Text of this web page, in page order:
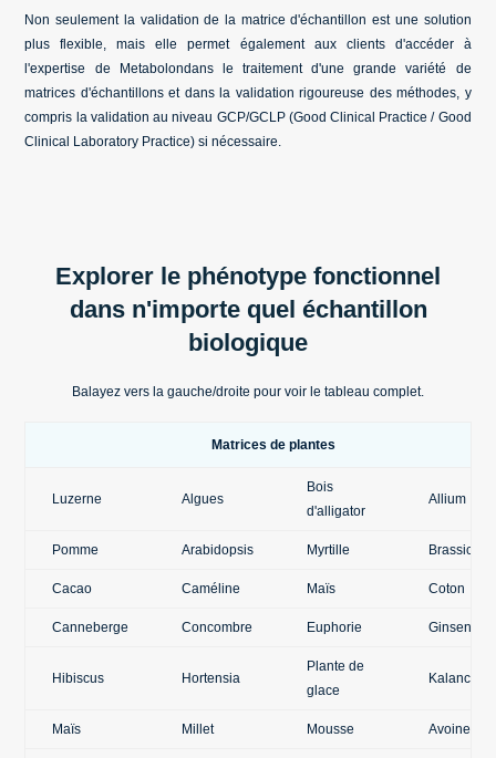
Non seulement la validation de la matrice d'échantillon est une solution
plus flexible, mais elle permet également aux clients d'accéder à
l'expertise de Metabolondans le traitement d'une grande variété de
matrices d'échantillons et dans la validation rigoureuse des méthodes, y
compris la validation au niveau GCP/GCLP (Good Clinical Practice / Good
Clinical Laboratory Practice) si nécessaire.
Explorer le phénotype fonctionnel
dans n'importe quel échantillon
biologique
Balayez vers la gauche/droite pour voir le tableau complet.
Matrices de plantes
Luzerne Algues
Bois
d'alligator
Allium
Pomme Arabidopsis Myrtille Brassica
Cacao Caméline Maïs Coton
Canneberge Concombre Euphorie Ginseng
Hibiscus Hortensia
Plante de
glace
Kalanchoé
Maïs Millet Mousse Avoine